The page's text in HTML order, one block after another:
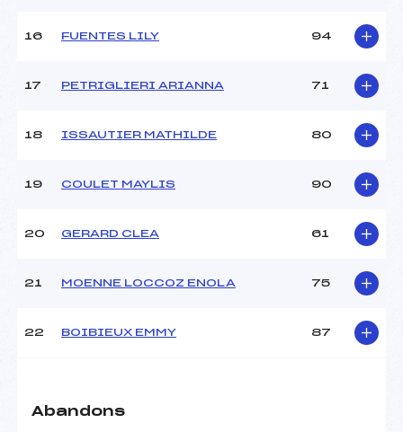
U16
16 FUENTES LILY 94
17 PETRIGLIERI ARIANNA 71
18 ISSAUTIER MATHILDE 80
19 COULET MAYLIS 90
20 GERARD CLEA 61
21 MOENNE LOCCOZ ENOLA 75
22 BOIBIEUX EMMY 87
Abandons